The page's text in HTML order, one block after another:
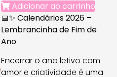
Adicionar ao carrinho
📅✨ Calendários 2026 –
Lembrancinha de Fim de
Ano
Encerrar o ano letivo com
amor e criatividade é uma